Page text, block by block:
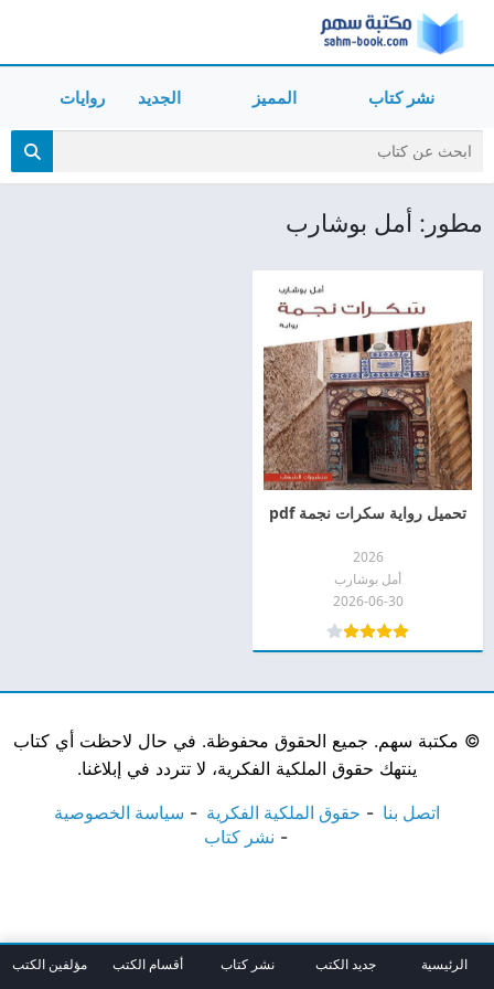
نشر كتاب المميز الجديد روايات
مطور: أمل بوشارب
تحميل رواية سكرات نجمة pdf
2026
أمل بوشارب
2026-06-30
© مكتبة سهم. جميع الحقوق محفوظة. في حال لاحظت أي كتاب
ينتهك حقوق الملكية الفكرية، لا تتردد في إبلاغنا.
اتصل بنا حقوق الملكية الفكرية
سياسة الخصوصية
نشر كتاب
الرئيسية جديد الكتب نشر كتاب أقسام الكتب مؤلفين الكتب